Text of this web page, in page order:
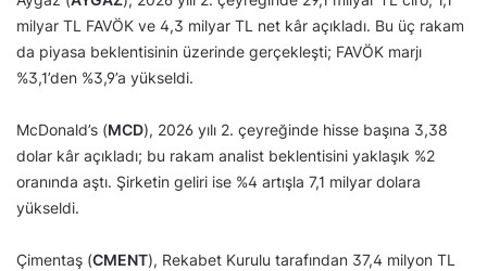
milyar TL FAVÖK ve 4,3 milyar TL net kâr açıkladı. Bu üç rakam
da piyasa beklentisinin üzerinde gerçekleşti; FAVÖK marjı
%3,1’den %3,9’a yükseldi.
McDonald’s (MCD), 2026 yılı 2. çeyreğinde hisse başına 3,38
dolar kâr açıkladı; bu rakam analist beklentisini yaklaşık %2
oranında aştı. Şirketin geliri ise %4 artışla 7,1 milyar dolara
yükseldi.
Çimentaş (CMENT), Rekabet Kurulu tarafından 37,4 milyon TL